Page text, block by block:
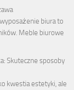
biura to
Meble biurowe
Skuteczne sposoby
kwestia estetyki, ale